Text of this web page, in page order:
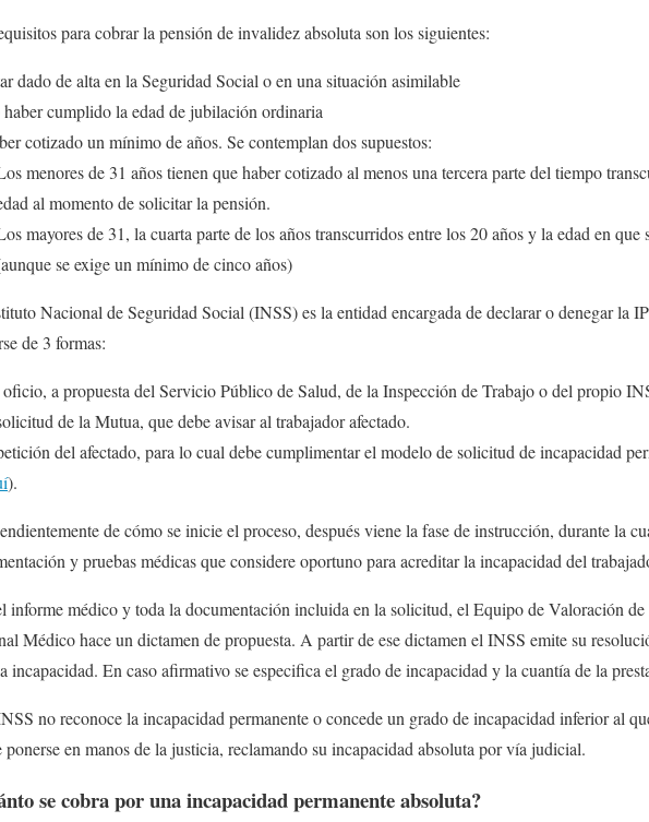
para cobrar la pensión de invalidez absoluta son los siguientes:
dado de alta en la Seguridad Social o en una situación asimilable
cumplido la edad de jubilación ordinaria
cotizado un mínimo de años. Se contemplan dos supuestos:
menores de 31 años tienen que haber cotizado al menos una tercera parte del tiempo
al momento de solicitar la pensión.
mayores de 31, la cuarta parte de los años transcurridos entre los 20 años y la edad en que
se exige un mínimo de cinco años)
Nacional de Seguridad Social (INSS) es la entidad encargada de declarar o denegar la
de 3 formas:
a propuesta del Servicio Público de Salud, de la Inspección de Trabajo o del propio
de la Mutua, que debe avisar al trabajador afectado.
del afectado, para lo cual debe cumplimentar el modelo de solicitud de incapacidad
).
de cómo se inicie el proceso, después viene la fase de instrucción, durante la
y pruebas médicas que considere oportuno para acreditar la incapacidad del
informe médico y toda la documentación incluida en la solicitud, el Equipo de Valoración
Médico hace un dictamen de propuesta. A partir de ese dictamen el INSS emite su
incapacidad. En caso afirmativo se especifica el grado de incapacidad y la cuantía de la
no reconoce la incapacidad permanente o concede un grado de incapacidad inferior al
ponerse en manos de la justicia, reclamando su incapacidad absoluta por vía judicial.
se cobra por una incapacidad permanente absoluta?